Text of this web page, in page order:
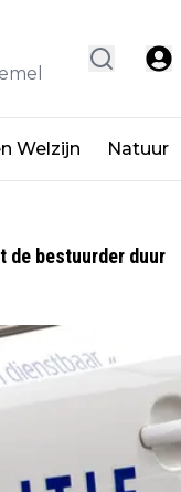
Welzijn Natuur
de bestuurder duur